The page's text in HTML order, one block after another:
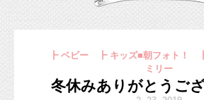
┣ ベビー ┣ キッズ■朝フォト！
ミリー
冬休みありがとうご